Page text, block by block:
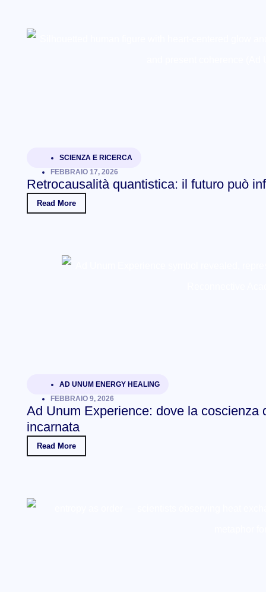
SCIENZA E RICERCA
FEBBRAIO 17, 2026
Retrocausalità quantistica: il futuro può
Read More
AD UNUM ENERGY HEALING
FEBBRAIO 9, 2026
Ad Unum Experience: dove la coscienza
incarnata
Read More